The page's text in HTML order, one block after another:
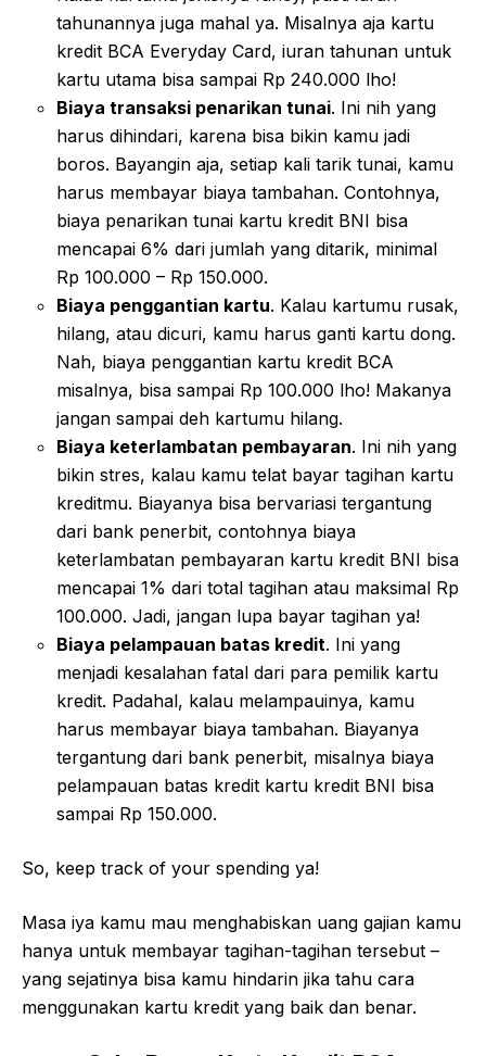
tahunannya juga mahal ya. Misalnya aja kartu
kredit BCA Everyday Card, iuran tahunan untuk
kartu utama bisa sampai Rp 240.000 lho!
Biaya transaksi penarikan tunai. Ini nih yang
harus dihindari, karena bisa bikin kamu jadi
boros. Bayangin aja, setiap kali tarik tunai, kamu
harus membayar biaya tambahan. Contohnya,
biaya penarikan tunai kartu kredit BNI bisa
mencapai 6% dari jumlah yang ditarik, minimal
Rp 100.000 – Rp 150.000.
Biaya penggantian kartu. Kalau kartumu rusak,
hilang, atau dicuri, kamu harus ganti kartu dong.
Nah, biaya penggantian kartu kredit BCA
misalnya, bisa sampai Rp 100.000 lho! Makanya
jangan sampai deh kartumu hilang.
Biaya keterlambatan pembayaran. Ini nih yang
bikin stres, kalau kamu telat bayar tagihan kartu
kreditmu. Biayanya bisa bervariasi tergantung
dari bank penerbit, contohnya biaya
keterlambatan pembayaran kartu kredit BNI bisa
mencapai 1% dari total tagihan atau maksimal Rp
100.000. Jadi, jangan lupa bayar tagihan ya!
Biaya pelampauan batas kredit. Ini yang
menjadi kesalahan fatal dari para pemilik kartu
kredit. Padahal, kalau melampauinya, kamu
harus membayar biaya tambahan. Biayanya
tergantung dari bank penerbit, misalnya biaya
pelampauan batas kredit kartu kredit BNI bisa
sampai Rp 150.000.
So, keep track of your spending ya!
Masa iya kamu mau menghabiskan uang gajian kamu
hanya untuk membayar tagihan-tagihan tersebut –
yang sejatinya bisa kamu hindarin jika tahu cara
menggunakan kartu kredit yang baik dan benar.